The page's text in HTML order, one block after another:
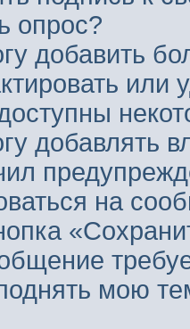
опрос?
добавить
или
добавлять
на
мою